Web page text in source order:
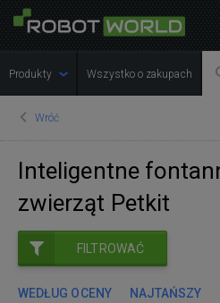
Produkty Wszystko o zakupach
Wróć
Inteligentne
zwierząt Petkit
FILTROWAĆ
WEDŁUG OCENY NAJTAŃSZY